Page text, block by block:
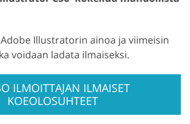
Illustratorin ainoa ja viimeisin
voidaan ladata ilmaiseksi.
ILMOITTAJAN ILMAISET
KOEOLOSUHTEET